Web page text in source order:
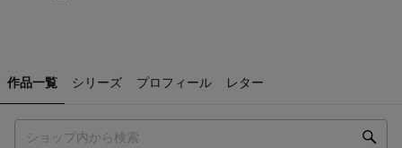
作品一覧 シリーズ プロフィール レター